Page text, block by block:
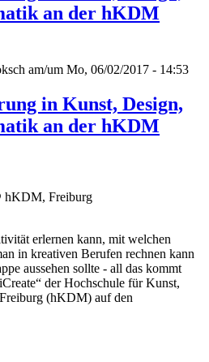
an der hKDM
am/um Mo, 06/02/2017 - 14:53
in Kunst, Design,
an der hKDM
hKDM, Freiburg
erlernen kann, mit welchen
in kreativen Berufen rechnen kann
aussehen sollte - all das kommt
der Hochschule für Kunst,
(hKDM) auf den